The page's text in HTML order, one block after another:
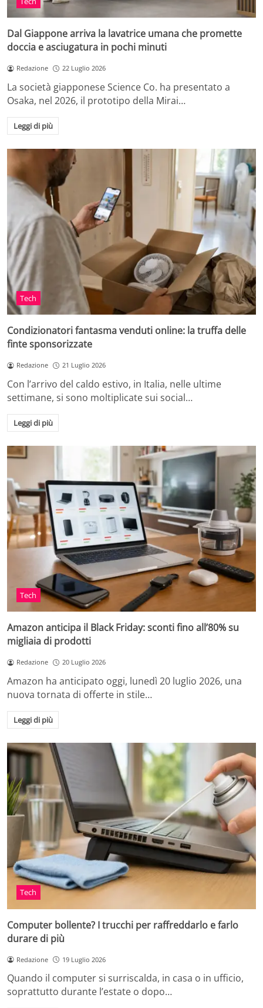
Dal Giappone arriva la lavatrice umana che promette
doccia e asciugatura in pochi minuti
Redazione 22 Luglio 2026
La società giapponese Science Co. ha presentato a
Osaka, nel 2026, il prototipo della Mirai…
Leggi di più
Tech
Condizionatori fantasma venduti online: la truffa delle
finte sponsorizzate
Redazione 21 Luglio 2026
Con l’arrivo del caldo estivo, in Italia, nelle ultime
settimane, si sono moltiplicate sui social…
Leggi di più
Tech
Amazon anticipa il Black Friday: sconti fino all’80% su
migliaia di prodotti
Redazione 20 Luglio 2026
Amazon ha anticipato oggi, lunedì 20 luglio 2026, una
nuova tornata di offerte in stile…
Leggi di più
Tech
Computer bollente? I trucchi per raffreddarlo e farlo
durare di più
Redazione 19 Luglio 2026
Quando il computer si surriscalda, in casa o in ufficio,
soprattutto durante l’estate o dopo…